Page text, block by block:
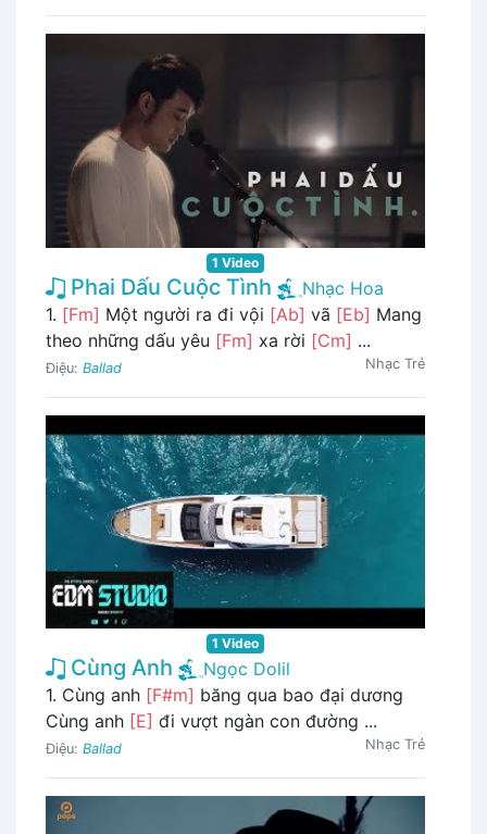
1 Video
Phai Dấu Cuộc Tình
Nhạc Hoa
1. [Fm] Một người ra đi vội [Ab] vã [Eb] Mang
theo những dấu yêu [Fm] xa rời [Cm] ...
Điệu: Ballad Nhạc Trẻ
1 Video
Cùng Anh
Ngọc Dolil
1. Cùng anh [F#m] băng qua bao đại dương
Cùng anh [E] đi vượt ngàn con đường ...
Điệu: Ballad Nhạc Trẻ